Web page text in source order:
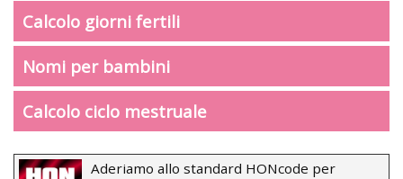
Calcolo giorni fertili
Nomi per bambini
Calcolo ciclo mestruale
Aderiamo allo standard HONcode per